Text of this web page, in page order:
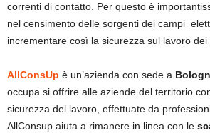
correnti di contatto. Per questo è
nel censimento delle sorgenti dei campi
incrementare così la sicurezza sul lavoro dei
AllConsUp è un’azienda con sede a
occupa si offrire alle aziende del territorio
sicurezza del lavoro, effettuate da
AllConsup aiuta a rimanere in linea con le